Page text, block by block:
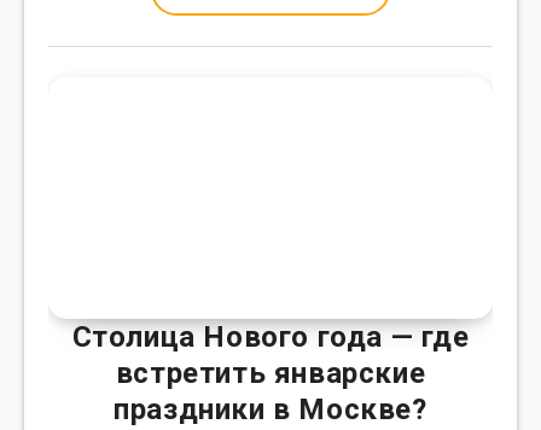
Столица Нового года — где
встретить январские
праздники в Москве?